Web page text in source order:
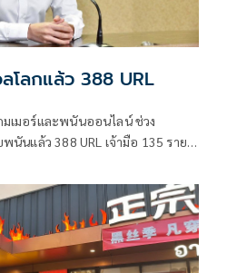
โลกแล้ว 388 URL
เมอร์และพนันออนไลน์ ช่วง
นันแล้ว 388 URL เจ้ามือ 135 ราย ผู้